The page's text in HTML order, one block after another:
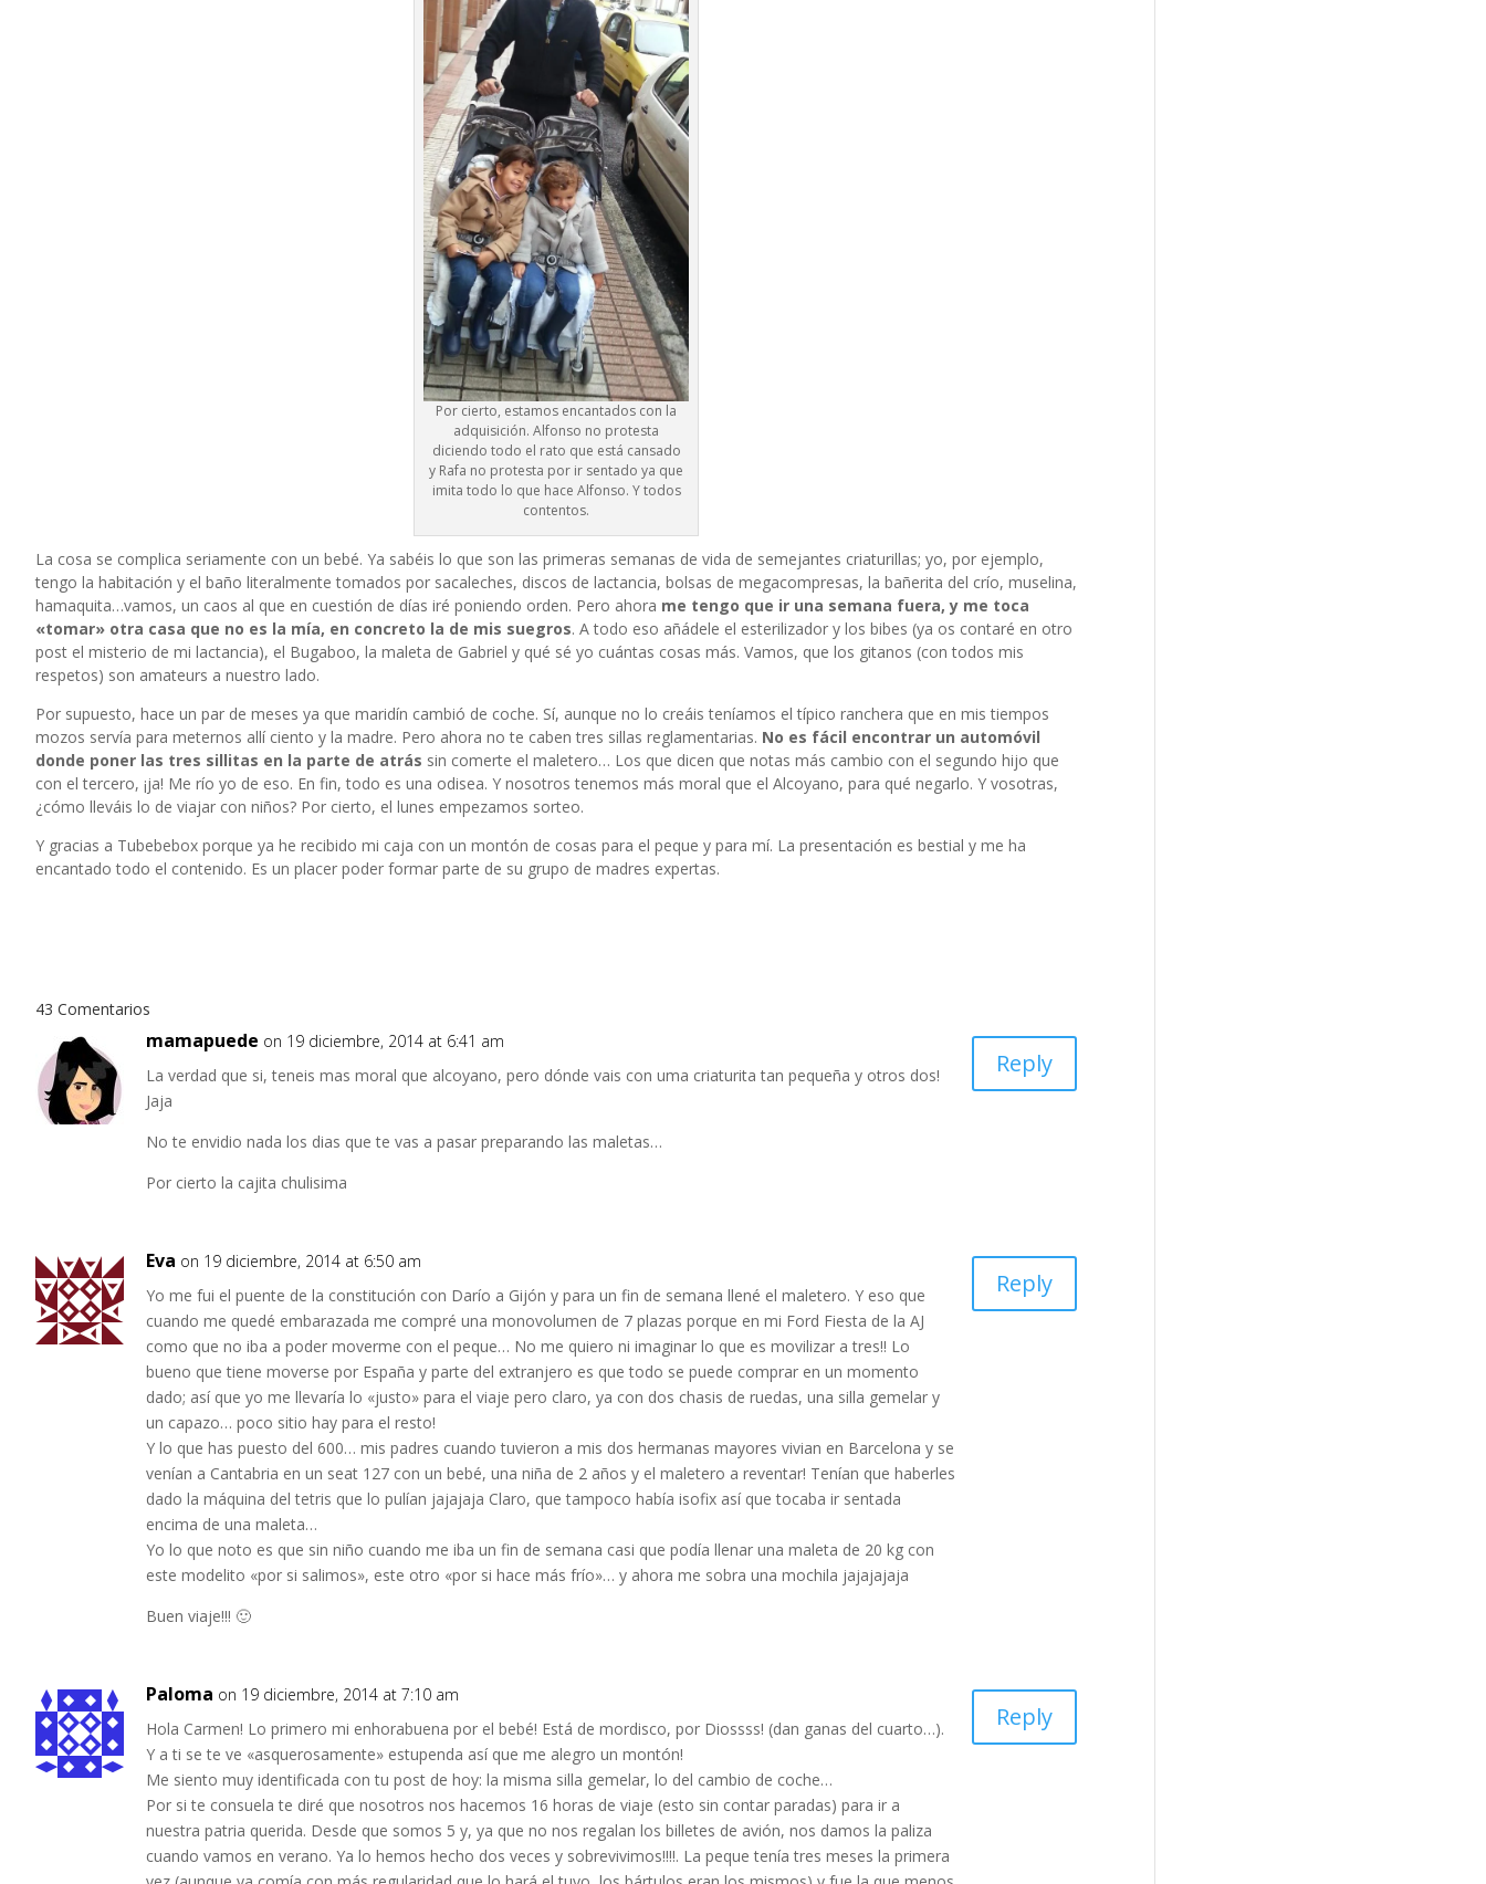
Por cierto, estamos encantados con la
adquisición. Alfonso no protesta
diciendo todo el rato que está cansado
y Rafa no protesta por ir sentado ya que
imita todo lo que hace Alfonso. Y todos
contentos.
La cosa se complica seriamente con un bebé. Ya sabéis lo que son las primeras semanas de vida de semejantes criaturillas; yo, por ejemplo,
tengo la habitación y el baño literalmente tomados por sacaleches, discos de lactancia, bolsas de megacompresas, la bañerita del crío, muselina,
hamaquita…vamos, un caos al que en cuestión de días iré poniendo orden. Pero ahora me tengo que ir una semana fuera, y me toca
«tomar» otra casa que no es la mía, en concreto la de mis suegros. A todo eso añádele el esterilizador y los bibes (ya os contaré en otro
post el misterio de mi lactancia), el Bugaboo, la maleta de Gabriel y qué sé yo cuántas cosas más. Vamos, que los gitanos (con todos mis
respetos) son amateurs a nuestro lado.
Por supuesto, hace un par de meses ya que maridín cambió de coche. Sí, aunque no lo creáis teníamos el típico ranchera que en mis tiempos
mozos servía para meternos allí ciento y la madre. Pero ahora no te caben tres sillas reglamentarias. No es fácil encontrar un automóvil
donde poner las tres sillitas en la parte de atrás sin comerte el maletero… Los que dicen que notas más cambio con el segundo hijo que
con el tercero, ¡ja! Me río yo de eso. En fin, todo es una odisea. Y nosotros tenemos más moral que el Alcoyano, para qué negarlo. Y vosotras,
¿cómo lleváis lo de viajar con niños? Por cierto, el lunes empezamos sorteo.
Y gracias a Tubebebox porque ya he recibido mi caja con un montón de cosas para el peque y para mí. La presentación es bestial y me ha
encantado todo el contenido. Es un placer poder formar parte de su grupo de madres expertas.
43 Comentarios
mamapuede on 19 diciembre, 2014 at 6:41 am
La verdad que si, teneis mas moral que alcoyano, pero dónde vais con uma criaturita tan pequeña y otros dos!
Jaja
No te envidio nada los dias que te vas a pasar preparando las maletas…
Por cierto la cajita chulisima
Reply
Eva on 19 diciembre, 2014 at 6:50 am
Yo me fui el puente de la constitución con Darío a Gijón y para un fin de semana llené el maletero. Y eso que
cuando me quedé embarazada me compré una monovolumen de 7 plazas porque en mi Ford Fiesta de la AJ
como que no iba a poder moverme con el peque… No me quiero ni imaginar lo que es movilizar a tres!! Lo
bueno que tiene moverse por España y parte del extranjero es que todo se puede comprar en un momento
dado; así que yo me llevaría lo «justo» para el viaje pero claro, ya con dos chasis de ruedas, una silla gemelar y
un capazo… poco sitio hay para el resto!
Y lo que has puesto del 600… mis padres cuando tuvieron a mis dos hermanas mayores vivian en Barcelona y se
venían a Cantabria en un seat 127 con un bebé, una niña de 2 años y el maletero a reventar! Tenían que haberles
dado la máquina del tetris que lo pulían jajajaja Claro, que tampoco había isofix así que tocaba ir sentada
encima de una maleta…
Yo lo que noto es que sin niño cuando me iba un fin de semana casi que podía llenar una maleta de 20 kg con
este modelito «por si salimos», este otro «por si hace más frío»… y ahora me sobra una mochila jajajajaja
Buen viaje!!! 🙂
Reply
Paloma on 19 diciembre, 2014 at 7:10 am
Hola Carmen! Lo primero mi enhorabuena por el bebé! Está de mordisco, por Diossss! (dan ganas del cuarto…).
Y a ti se te ve «asquerosamente» estupenda así que me alegro un montón!
Me siento muy identificada con tu post de hoy: la misma silla gemelar, lo del cambio de coche…
Por si te consuela te diré que nosotros nos hacemos 16 horas de viaje (esto sin contar paradas) para ir a
nuestra patria querida. Desde que somos 5 y, ya que no nos regalan los billetes de avión, nos damos la paliza
cuando vamos en verano. Ya lo hemos hecho dos veces y sobrevivimos!!!!. La peque tenía tres meses la primera
Reply